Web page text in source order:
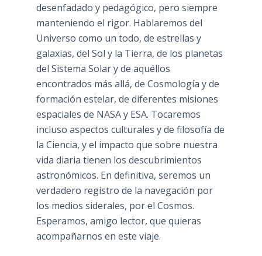
desenfadado y pedagógico, pero siempre
manteniendo el rigor. Hablaremos del
Universo como un todo, de estrellas y
galaxias, del Sol y la Tierra, de los planetas
del Sistema Solar y de aquéllos
encontrados más allá, de Cosmología y de
formación estelar, de diferentes misiones
espaciales de NASA y ESA. Tocaremos
incluso aspectos culturales y de filosofía de
la Ciencia, y el impacto que sobre nuestra
vida diaria tienen los descubrimientos
astronómicos. En definitiva, seremos un
verdadero registro de la navegación por
los medios siderales, por el Cosmos.
Esperamos, amigo lector, que quieras
acompañarnos en este viaje.